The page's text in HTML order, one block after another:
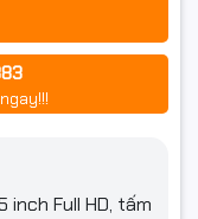
inch Full HD, tấm